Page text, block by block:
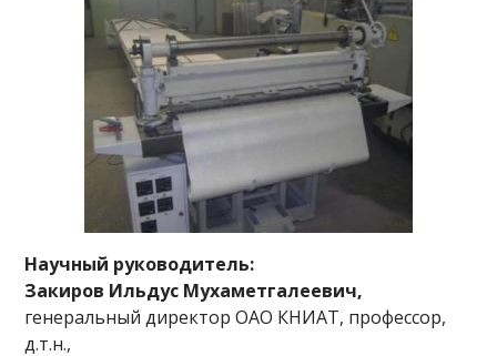
Научный руководитель:
Закиров Ильдус Мухаметгалеевич,
генеральный директор ОАО КНИАТ, профессор,
д.т.н.,